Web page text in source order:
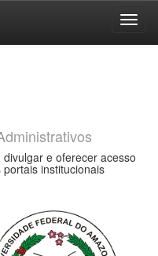
e oferecer acesso
institucionais